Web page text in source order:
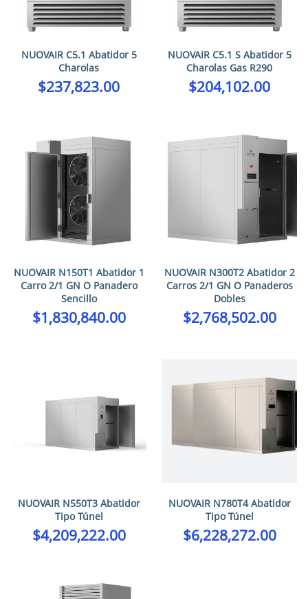
NUOVAIR C5.1 Abatidor 5
Charolas
$237,823.00
NUOVAIR C5.1 S Abatidor 5
Charolas Gas R290
$204,102.00
NUOVAIR N150T1 Abatidor 1
Carro 2/1 GN O Panadero
Sencillo
$1,830,840.00
NUOVAIR N300T2 Abatidor 2
Carros 2/1 GN O Panaderos
Dobles
$2,768,502.00
NUOVAIR N550T3 Abatidor
Tipo Túnel
$4,209,222.00
NUOVAIR N780T4 Abatidor
Tipo Túnel
$6,228,272.00